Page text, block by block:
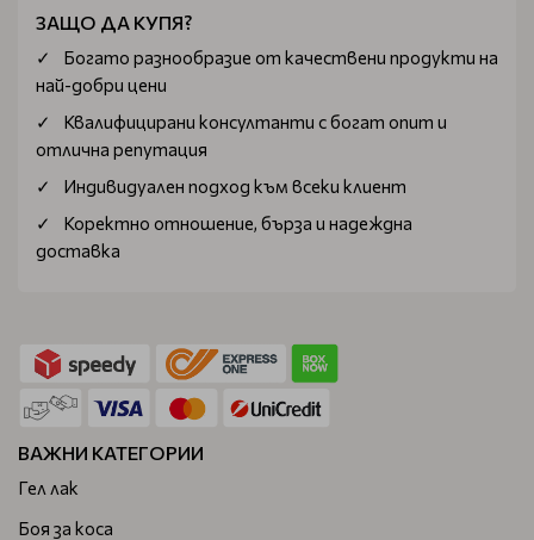
ЗАЩО ДА КУПЯ?
Богатo разнообразие от качествени продукти на
най-добри цени
Квалифицирани консултанти с богат опит и
отлична репутация
Индивидуален подход към всеки клиент
Коректно отношение, бърза и надеждна
доставка
ВАЖНИ КАТЕГОРИИ
Гел лак
Боя за коса